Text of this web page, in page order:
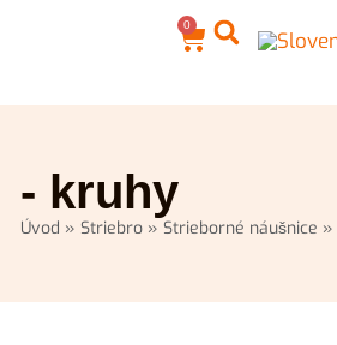
0
- kruhy
Úvod » Striebro » Strieborné náušnice »